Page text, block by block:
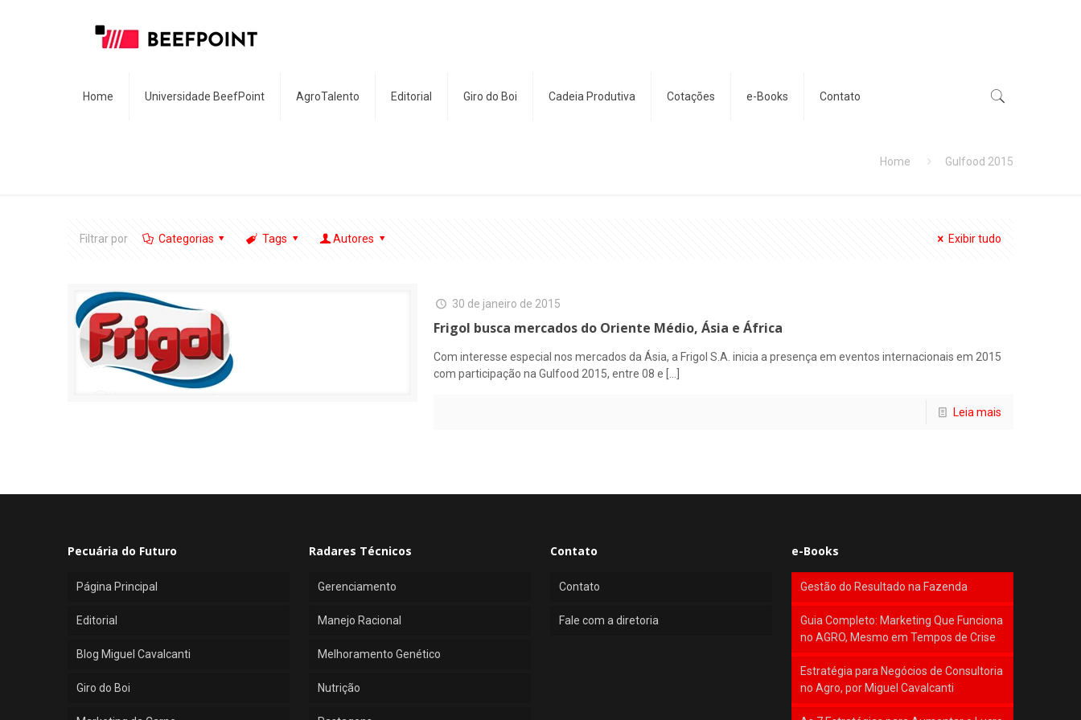
Home Universidade BeefPoint AgroTalento Editorial Giro do Boi Cadeia Produtiva Cotações e-Books Contato
Home Gulfood 2015
Filtrar por Categorias Tags Autores Exibir tudo
30 de janeiro de 2015
Frigol busca mercados do Oriente Médio, Ásia e África
Com interesse especial nos mercados da Ásia, a Frigol S.A. inicia a presença em eventos internacionais em 2015
com participação na Gulfood 2015, entre 08 e
Leia mais
Pecuária do Futuro
Página Principal
Editorial
Blog Miguel Cavalcanti
Giro do Boi
Radares Técnicos
Gerenciamento
Manejo Racional
Melhoramento Genético
Nutrição
Contato
Contato
Fale com a diretoria
e-Books
Gestão do Resultado na Fazenda
Guia Completo: Marketing Que Funciona
no AGRO, Mesmo em Tempos de Crise
Estratégia para Negócios de Consultoria
no Agro, por Miguel Cavalcanti